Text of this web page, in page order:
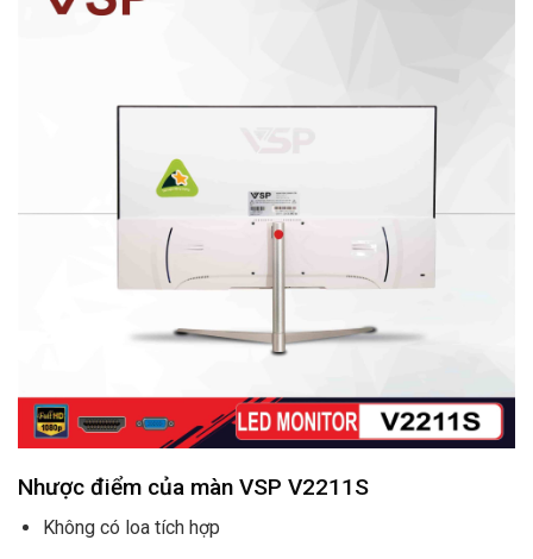
Nhược điểm của màn VSP V2211S
Không có loa tích hợp